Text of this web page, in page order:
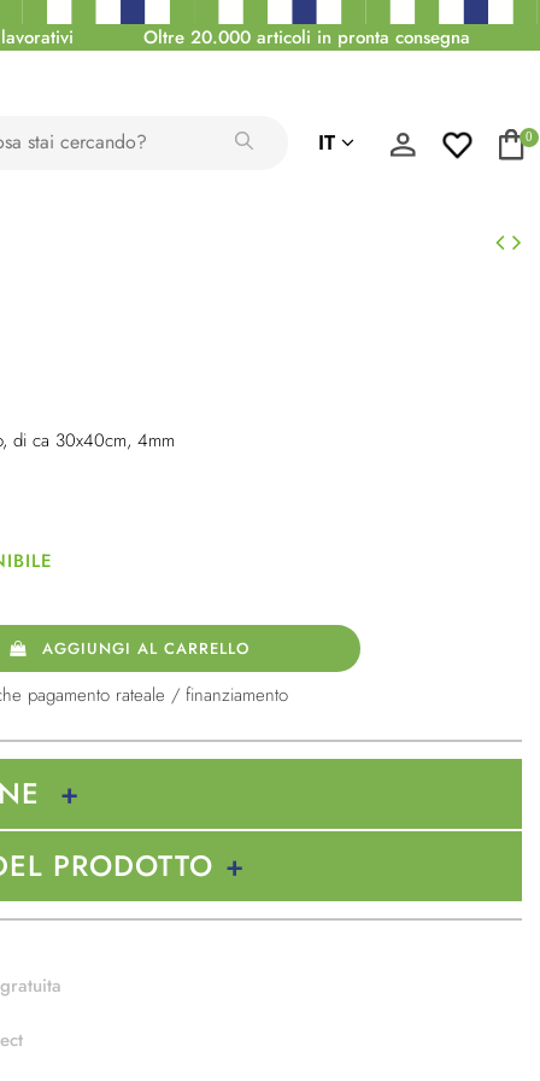
Oltre 20.000 articoli in pronta consegna
IT 0
di ca 30x40cm, 4mm
AGGIUNGI AL CARRELLO
pagamento rateale / finanziamento
PRODOTTO